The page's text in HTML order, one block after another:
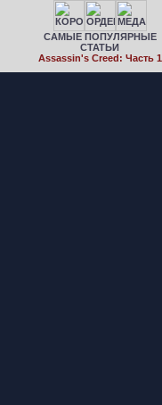
САМЫЕ ПОПУЛЯРНЫЕ
СТАТЬИ
Assassin's Creed: Часть 1